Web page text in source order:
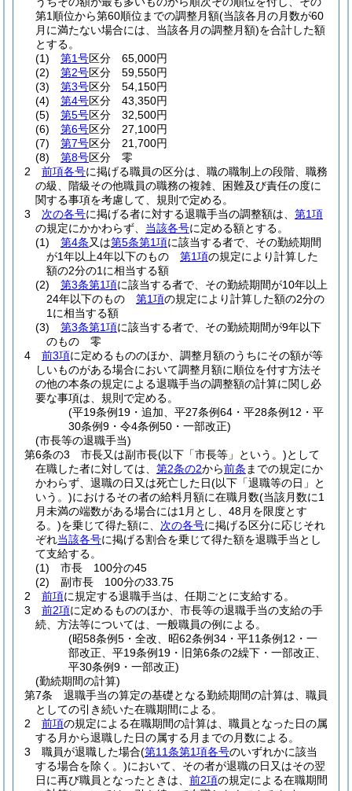
第1順位から第60順位までの調整月額(当該各月の月数が60
月に満たない場合には、当該各月の調整月額)を合計した額
とする。
(1)
第1号区分 65,000円
(2)
第2号区分 59,550円
(3)
第3号区分 54,150円
(4)
第4号区分 43,350円
(5)
第5号区分 32,500円
(6)
第6号区分 27,100円
(7)
第7号区分 21,700円
(8)
第8号区分 零
2
前項各号に掲げる職員の区分は、職の職制上の段階、職務
の級、階級その他職員の職務の複雑、困難及び責任の度に
関する事項を考慮して、規則で定める。
3
次の各号に掲げる者に対する退職手当の調整額は、 第1項
の規定にかかわらず、 当該各号に定める額とする。
(1)
第4条又は第5条第1項に該当する者で、その勤続期間
が1年以上4年以下のもの 第1項の規定により計算した
額の2分の1に相当する額
(2)
第3条第1項に該当する者で、その勤続期間が10年以上
24年以下のもの 第1項の規定により計算した額の2分の
1に相当する額
(3)
第3条第1項に該当する者で、その勤続期間が9年以下
のもの 零
4
前3項に定めるもののほか、調整月額のうちにその額が等
しいものがある場合において調整月額に順位を付す方法そ
の他の本条の規定による退職手当の調整額の計算に関し必
要な事項は、規則で定める。
(平19条例19・追加、平27条例64・平28条例12・平
30条例9・令4条例50・一部改正)
(市長等の退職手当)
第6条の3
市長又は副市長(以下「市長等」という。)として
在職した者に対しては、 第2条の2から前条 までの規定にか
かわらず、退職の日又は死亡した日(以下「退職等の日」と
いう。)におけるその者の給料月額に在職月数(当該月数に1
月未満の端数がある場合には1月とし、48月を限度とす
る。)を乗じて得た額に、 次の各号に掲げる区分に応じそれ
ぞれ当該各号に掲げる割合を乗じて得た額を退職手当とし
て支給する。
(1)
市長 100分の45
(2)
副市長 100分の33.75
2
前項に規定する退職手当は、任期ごとに支給する。
3
前2項に定めるもののほか、市長等の退職手当の支給の手
続、方法等については、一般職員の例による。
(昭58条例5・全改、昭62条例34・平11条例12・一
部改正、平19条例19・旧第6条の2繰下・一部改正、
平30条例9・一部改正)
(勤続期間の計算)
第7条
退職手当の算定の基礎となる勤続期間の計算は、職員
としての引き続いた在職期間による。
2
前項の規定による在職期間の計算は、職員となった日の属
する月から退職した日の属する月までの月数による。
3
職員が退職した場合(第11条第1項各号のいずれかに該当
する場合を除く。)において、その者が退職の日又はその翌
日に再び職員となったときは、 前2項の規定による在職期間